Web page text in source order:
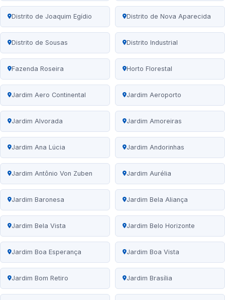
Distrito de Joaquim Egídio Distrito de Nova Aparecida
Distrito de Sousas Distrito Industrial
Fazenda Roseira Horto Florestal
Jardim Aero Continental Jardim Aeroporto
Jardim Alvorada Jardim Amoreiras
Jardim Ana Lúcia Jardim Andorinhas
Jardim Antônio Von Zuben Jardim Aurélia
Jardim Baronesa Jardim Bela Aliança
Jardim Bela Vista Jardim Belo Horizonte
Jardim Boa Esperança Jardim Boa Vista
Jardim Bom Retiro Jardim Brasília